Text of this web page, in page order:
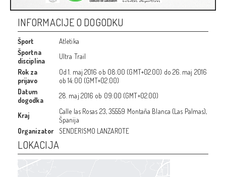
INFORMACIJE O DOGODKU
Šport
Atletika
Športna
disciplina
Ultra Trail
Rok za
prijavo
Od1. maj 2016 ob 08:00 (GMT+02.00) do 26. maj 2016
ob14:00 (GMT+02.00)
Datum
dogodka
28. maj 2016 ob 09:00 (GMT+02.00)
Kraj
Calle las Rosas 23, 35559 Montaña Blanca (Las Palmas),
Španija
Organizator
SENDERISMO LANZAROTE
LOKACIJA